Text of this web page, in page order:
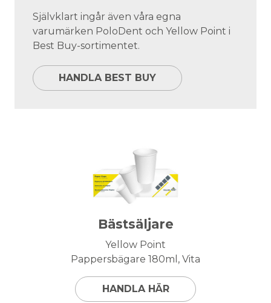
Självklart ingår även våra egna
varumärken PoloDent och Yellow Point i
Best Buy-sortimentet.
HANDLA BEST BUY
Bästsäljare
Yellow Point
Pappersbägare 180ml, Vita
HANDLA HÄR